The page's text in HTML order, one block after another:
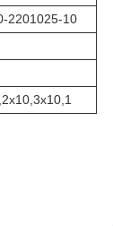
2201025-10